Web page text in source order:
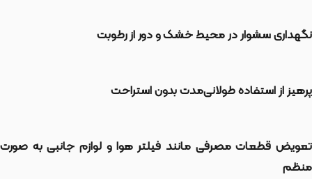
نگهداری سشوار در محیط خشک و دور از رطوبت
پرهیز از استفاده طولانی‌مدت بدون استراحت
تعویض قطعات مصرفی مانند فیلتر هوا و لوازم جانبی به صورت
منظم